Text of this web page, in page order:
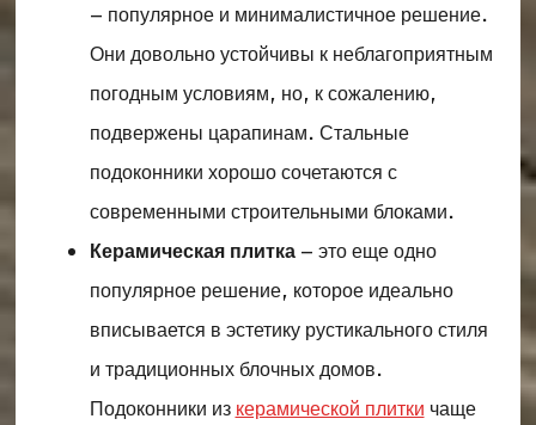
– популярное и минималистичное решение.
Они довольно устойчивы к неблагоприятным
погодным условиям, но, к сожалению,
подвержены царапинам. Стальные
подоконники хорошо сочетаются с
современными строительными блоками.
Керамическая плитка– это еще одно
популярное решение, которое идеально
вписывается в эстетику рустикального стиля
и традиционных блочных домов.
Подоконники из керамической плитки чаще